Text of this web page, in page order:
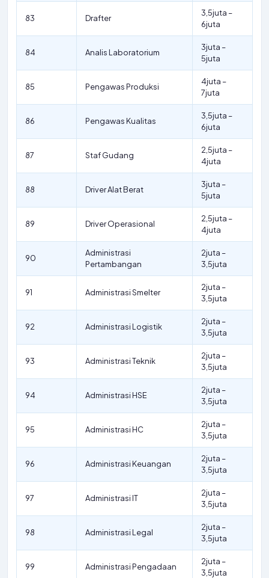
83 Drafter
3,5juta –
6juta
84 Analis Laboratorium
3juta –
5juta
85 Pengawas Produksi
4juta –
7juta
86 Pengawas Kualitas
3,5juta –
6juta
87 Staf Gudang
2,5juta –
4juta
88 Driver Alat Berat
3juta –
5juta
89 Driver Operasional
2,5juta –
4juta
90
Administrasi
Pertambangan
2juta –
3,5juta
91 Administrasi Smelter
2juta –
3,5juta
92 Administrasi Logistik
2juta –
3,5juta
93 Administrasi Teknik
2juta –
3,5juta
94 Administrasi HSE
2juta –
3,5juta
95 Administrasi HC
2juta –
3,5juta
96 Administrasi Keuangan
2juta –
3,5juta
97 Administrasi IT
2juta –
3,5juta
98 Administrasi Legal
2juta –
3,5juta
99 Administrasi Pengadaan
2juta –
3,5juta